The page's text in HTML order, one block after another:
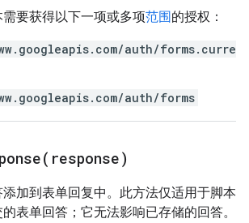
要获得以下一项或多项范围的授权：
auth/forms.curre
auth/forms
response)
加到表单回复中。此方法仅适用于脚本
表单回答；它无法影响已存储的回答。